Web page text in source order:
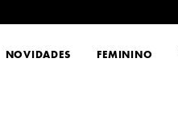
NOVIDADES FEMININO